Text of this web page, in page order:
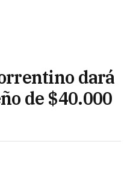
dará
de $40.000